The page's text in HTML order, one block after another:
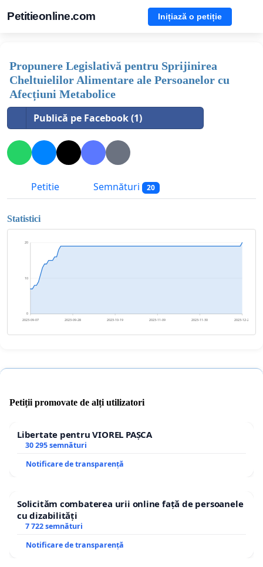
Petitieonline.com Inițiază o petiție
Propunere Legislativă pentru Sprijinirea
Cheltuielilor Alimentare ale Persoanelor cu
Afecțiuni Metabolice
Publică pe Facebook (1)
Petitie Semnături 20
Statistici
0
10
20
2023-09-07 2023-09-28 2023-10-19 2023-11-09 2023-11-30 2023-12-21
Petiții promovate de alți utilizatori
Libertate pentru VIOREL PAȘCA
30 295 semnături
Notificare de transparență
Solicităm combaterea urii online față de persoanele
cu dizabilități
7 722 semnături
Notificare de transparență